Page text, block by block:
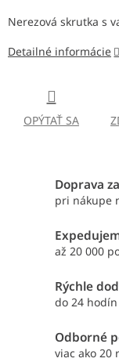
Nerezová skrutka s
Detailné informácie
OPÝTAŤ SA
Doprava
pri nákupe
až 20 000
Rýchle
do 24 hodín
Odborné
viac ako 20